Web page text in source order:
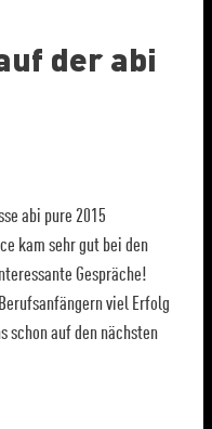
der abi
abi pure 2015
kam sehr gut bei den
Gespräche!
viel Erfolg
schon auf den nächsten